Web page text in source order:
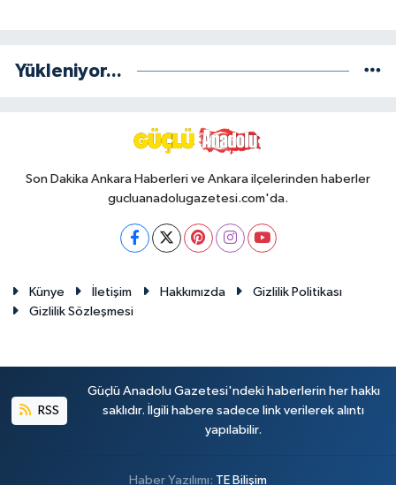
Yükleniyor...
Son Dakika Ankara Haberleri ve Ankara ilçelerinden haberler
gucluanadolugazetesi.com'da.
Künye İletişim Hakkımızda
Gizlilik Politikası
Gizlilik Sözleşmesi
RSS
Güçlü Anadolu Gazetesi'ndeki haberlerin her hakkı
saklıdır. İlgili habere sadece link verilerek alıntı
yapılabilir.
Haber Yazılımı: TE Bilişim